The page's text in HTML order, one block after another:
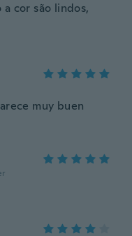
cor são lindos,
muy buen